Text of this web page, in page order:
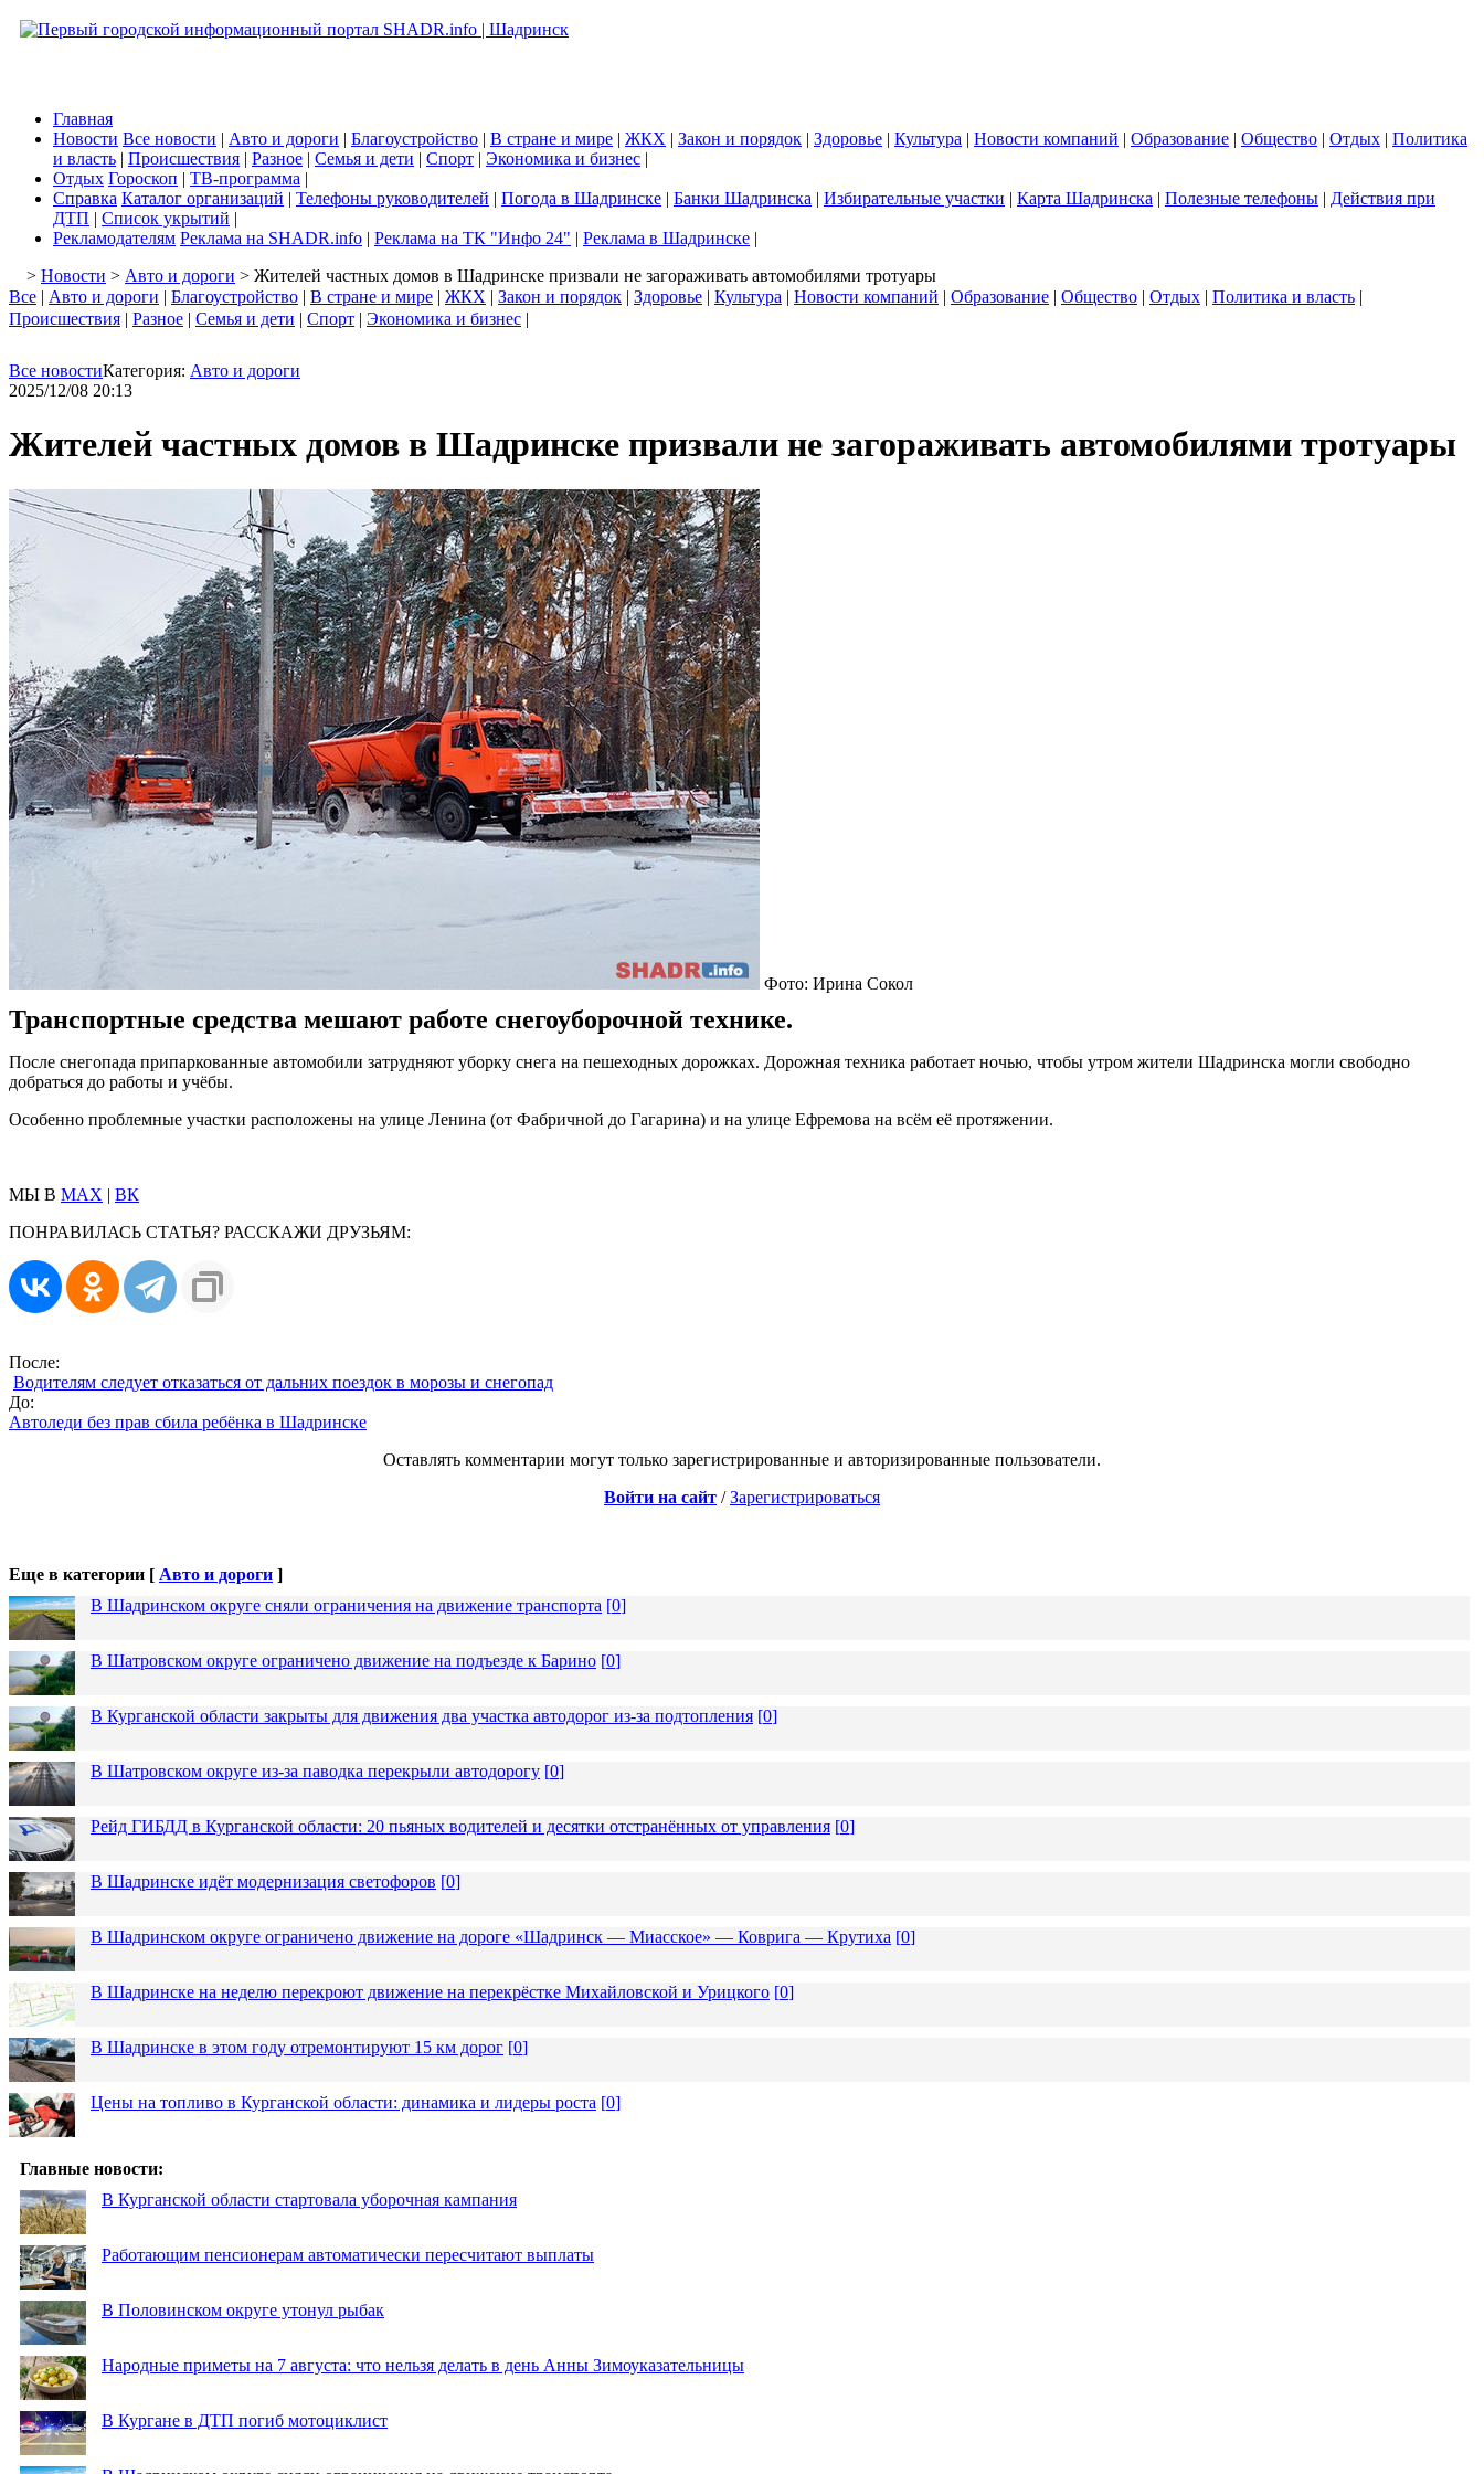
Главная
Новости Все новости | Авто и дороги | Благоустройство | В стране и мире | ЖКХ | Закон и порядок | Здоровье | Культура | Новости компаний | Образование | Общество | Отдых | Политика
и власть | Происшествия | Разное | Семья и дети | Спорт | Экономика и бизнес |
Отдых Гороскоп | ТВ-программа |
Справка Каталог организаций | Телефоны руководителей | Погода в Шадринске | Банки Шадринска | Избирательные участки | Карта Шадринска | Полезные телефоны | Действия при
ДТП | Список укрытий |
Рекламодателям Реклама на SHADR.info | Реклама на ТК "Инфо 24" | Реклама в Шадринске |
> Новости > Авто и дороги > Жителей частных домов в Шадринске призвали не загораживать автомобилями тротуары
Все | Авто и дороги | Благоустройство | В стране и мире | ЖКХ | Закон и порядок | Здоровье | Культура | Новости компаний | Образование | Общество | Отдых | Политика и власть |
Происшествия | Разное | Семья и дети | Спорт | Экономика и бизнес |
Все новостиКатегория: Авто и дороги
2025/12/08 20:13
Жителей частных домов в Шадринске призвали не загораживать автомобилями тротуары
Фото: Ирина Сокол
Транспортные средства мешают работе снегоуборочной технике.
После снегопада припаркованные автомобили затрудняют уборку снега на пешеходных дорожках. Дорожная техника работает ночью, чтобы утром жители Шадринска могли свободно
добраться до работы и учёбы.
Особенно проблемные участки расположены на улице Ленина (от Фабричной до Гагарина) и на улице Ефремова на всём её протяжении.
МЫ В MAX | ВК
ПОНРАВИЛАСЬ СТАТЬЯ? РАССКАЖИ ДРУЗЬЯМ:
После:
Водителям следует отказаться от дальних поездок в морозы и снегопад
До:
Автоледи без прав сбила ребёнка в Шадринске
Оставлять комментарии могут только зарегистрированные и авторизированные пользователи.
Войти на сайт /Зарегистрироваться
Еще в категории [ Авто и дороги ]
В Шадринском округе сняли ограничения на движение транспорта [0]
В Шатровском округе ограничено движение на подъезде к Барино [0]
В Курганской области закрыты для движения два участка автодорог из-за подтопления [0]
В Шатровском округе из-за паводка перекрыли автодорогу [0]
Рейд ГИБДД в Курганской области: 20 пьяных водителей и десятки отстранённых от управления [0]
В Шадринске идёт модернизация светофоров [0]
В Шадринском округе ограничено движение на дороге «Шадринск — Миасское» — Коврига — Крутиха [0]
В Шадринске на неделю перекроют движение на перекрёстке Михайловской и Урицкого [0]
В Шадринске в этом году отремонтируют 15 км дорог [0]
Цены на топливо в Курганской области: динамика и лидеры роста [0]
Главные новости:
В Курганской области стартовала уборочная кампания
Работающим пенсионерам автоматически пересчитают выплаты
В Половинском округе утонул рыбак
Народные приметы на 7 августа: что нельзя делать в день Анны Зимоуказательницы
В Кургане в ДТП погиб мотоциклист